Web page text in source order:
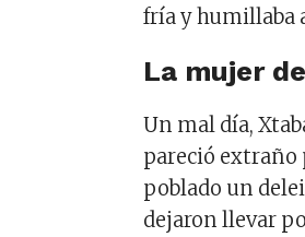
fría y humillaba
La mujer
Un mal día,
pareció extraño
poblado un
dejaron llevar